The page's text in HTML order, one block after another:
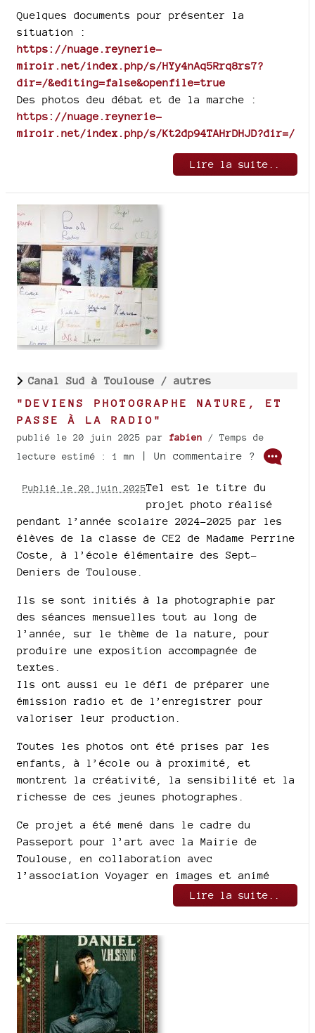
Quelques documents pour présenter la
situation :
https://nuage.reynerie-
miroir.net/index.php/s/HYy4nAq5Rrq8rs7?
dir=/&editing=false&openfile=true
Des photos deu débat et de la marche :
https://nuage.reynerie-
miroir.net/index.php/s/Kt2dp94TAHrDHJD?dir=/
Lire la suite..
Canal Sud à Toulouse / autres
"DEVIENS PHOTOGRAPHE NATURE, ET
PASSE À LA RADIO"
publié le 20 juin 2025 par fabien / Temps de
lecture estimé : 1 mn
| Un commentaire ?
Publié le 20 juin 2025Tel est le titre du
projet photo réalisé
pendant l’année scolaire 2024-2025 par les
élèves de la classe de CE2 de Madame Perrine
Coste, à l’école élémentaire des Sept-
Deniers de Toulouse.
Ils se sont initiés à la photographie par
des séances mensuelles tout au long de
l’année, sur le thème de la nature, pour
produire une exposition accompagnée de
textes.
Ils ont aussi eu le défi de préparer une
émission radio et de l’enregistrer pour
valoriser leur production.
Toutes les photos ont été prises par les
enfants, à l’école ou à proximité, et
montrent la créativité, la sensibilité et la
richesse de ces jeunes photographes.
Ce projet a été mené dans le cadre du
Passeport pour l’art avec la Mairie de
Toulouse, en collaboration avec
l’association Voyager en images et animé
Lire la suite..